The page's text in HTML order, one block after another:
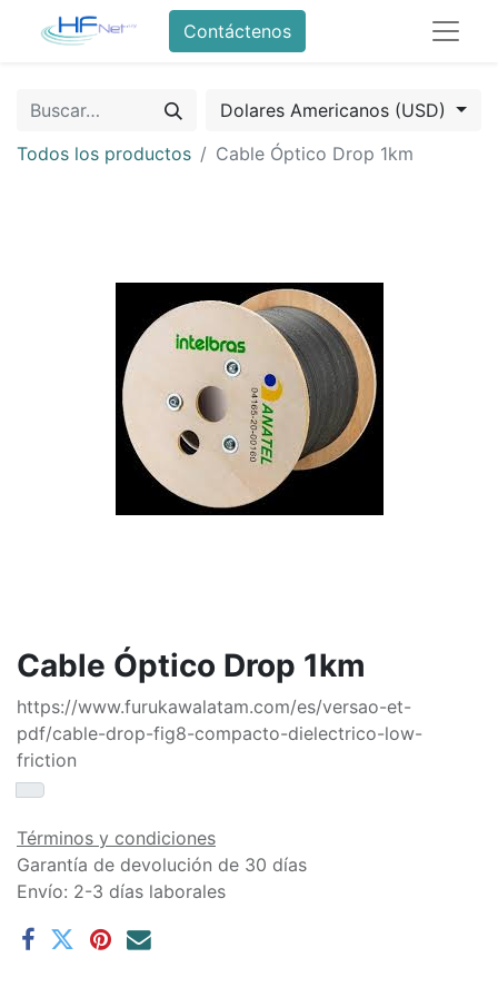
Contáctenos
Dolares Americanos (USD)
Todos los productos
Cable Óptico Drop 1km
Cable Óptico Drop 1km
https://www.furukawalatam.com/es/versao-et-
pdf/cable-drop-fig8-compacto-dielectrico-low-
friction
Términos y condiciones
Garantía de devolución de 30 días
Envío: 2-3 días laborales